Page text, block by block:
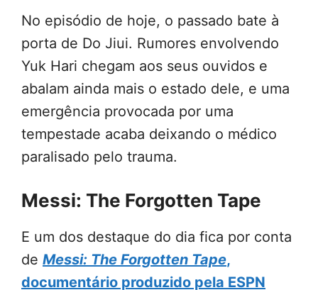
No episódio de hoje, o passado bate à
porta de Do Jiui. Rumores envolvendo
Yuk Hari chegam aos seus ouvidos e
abalam ainda mais o estado dele, e uma
emergência provocada por uma
tempestade acaba deixando o médico
paralisado pelo trauma.
Messi: The Forgotten Tape
E um dos destaque do dia fica por conta
de Messi: The Forgotten Tape,
documentário produzido pela ESPN